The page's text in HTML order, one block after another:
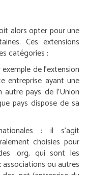
alors opter pour une
Ces extensions
catégories :
exemple de l’extension
entreprise ayant une
pays de l’Union
pays dispose de sa
: il s’agit
choisies pour
.org, qui sont les
ou autres